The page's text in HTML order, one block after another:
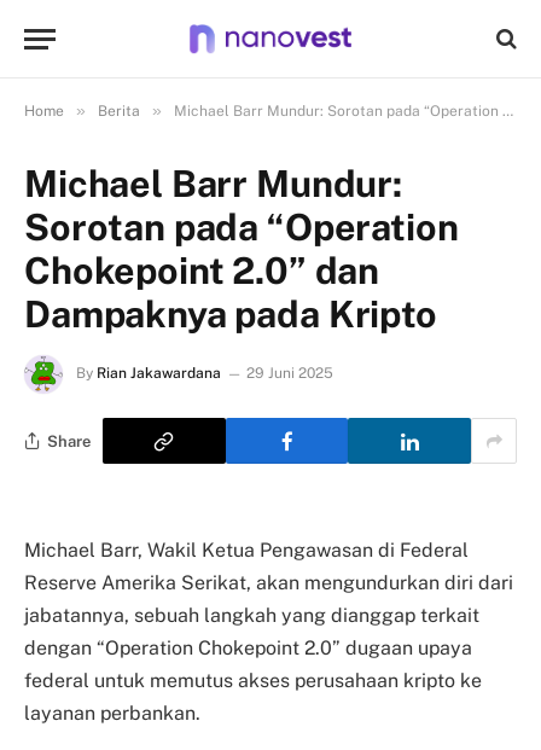
Home » Berita » Michael Barr Mundur: Sorotan pada “Operation Chokepoint 2.0” dan Dampaknya pada Kripto
Michael Barr Mundur:
Sorotan pada “Operation
Chokepoint 2.0” dan
Dampaknya pada Kripto
By Rian Jakawardana 29 Juni 2025
Share
Michael Barr, Wakil Ketua Pengawasan di Federal
Reserve Amerika Serikat, akan mengundurkan diri dari
jabatannya, sebuah langkah yang dianggap terkait
dengan “Operation Chokepoint 2.0” dugaan upaya
federal untuk memutus akses perusahaan kripto ke
layanan perbankan.